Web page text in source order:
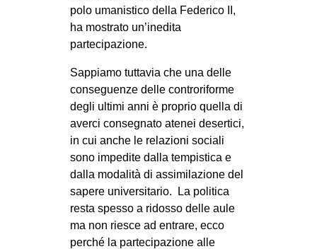
polo umanistico della Federico II,
ha mostrato un’inedita
partecipazione.
Sappiamo tuttavia che una delle
conseguenze delle controriforme
degli ultimi anni è proprio quella di
averci consegnato atenei desertici,
in cui anche le relazioni sociali
sono impedite dalla tempistica e
dalla modalità di assimilazione del
sapere universitario. La politica
resta spesso a ridosso delle aule
ma non riesce ad entrare, ecco
perché la partecipazione alle